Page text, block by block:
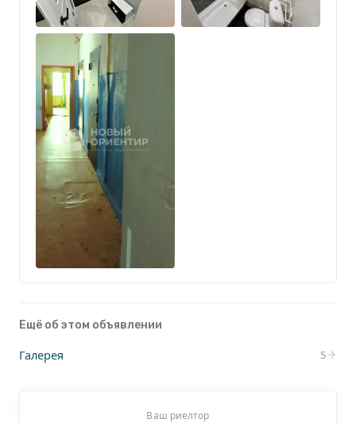
троллейбусные и трамвайные остановки;
— удобная транспортная доступность в любую
часть города;
— рядом продуктовые магазины и супермаркеты;
— аптеки и медицинские учреждения в шаговой
доступности;
— пункты выдачи Ozon и Wildberries рядом с
домом;
— развитая инфраструктура района для
комфортной повседневной жизни;
— высокий спрос на аренду благодаря близости
учебных заведений.
организую просмотр!
Ещё об этом объявлении
Галерея 5
Ваш риелтор